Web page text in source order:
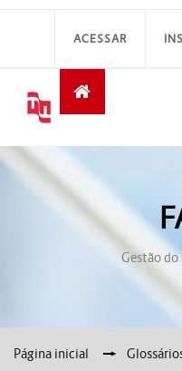
ACESSAR
Gestão do
Página inicial →